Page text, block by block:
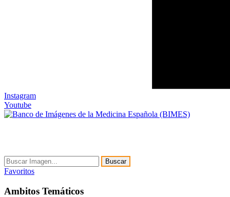
Instagram
Youtube
Buscar
Favoritos
Ambitos Temáticos